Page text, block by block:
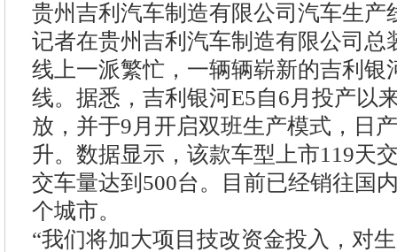
贵州吉利汽车制造有限公司汽车生产
记者在贵州吉利汽车制造有限公司总
线上一派繁忙，一辆辆崭新的吉利银
线。据悉，吉利银河E5自6月投产以
放，并于9月开启双班生产模式，日
升。数据显示，该款车型上市119天
交车量达到500台。目前已经销往国
个城市。
“我们将加大项目技改资金投入，对